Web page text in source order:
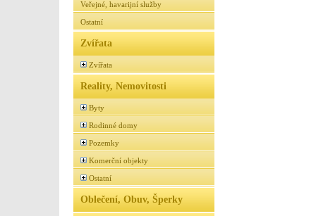
Veřejné, havarijní služby
Ostatní
Zvířata
Zvířata
Reality, Nemovitosti
Byty
Rodinné domy
Pozemky
Komerční objekty
Ostatní
Oblečení, Obuv, Šperky